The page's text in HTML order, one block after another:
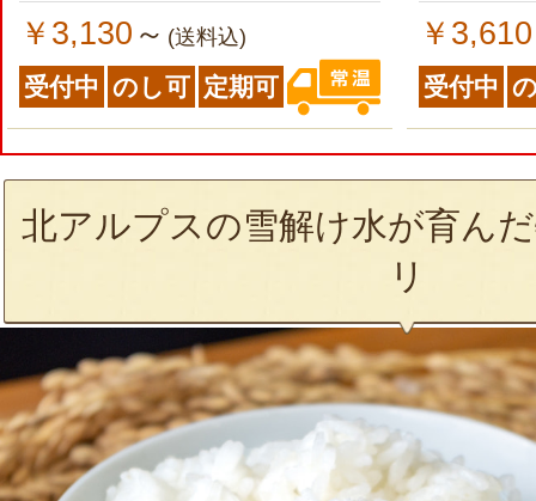
￥3,130 ～ (送料込)
受付中 のし可 定期可
￥3,610
受付中
北アルプスの雪解け水が育ん
リ